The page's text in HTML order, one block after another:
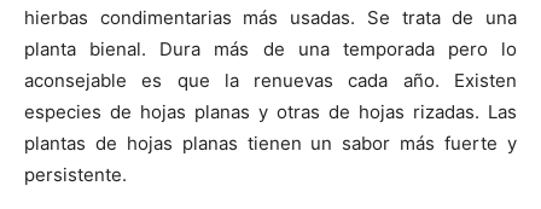
hierbas condimentarias más usadas. Se trata de una
planta bienal. Dura más de una temporada pero lo
aconsejable es que la renuevas cada año. Existen
especies de hojas planas y otras de hojas rizadas. Las
plantas de hojas planas tienen un sabor más fuerte y
persistente.